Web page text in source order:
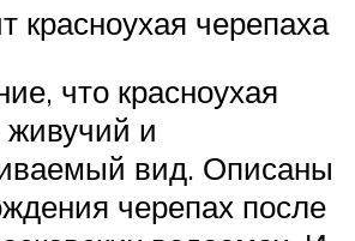
красноухая черепаха
что красноухая
и
вид. Описаны
черепах после